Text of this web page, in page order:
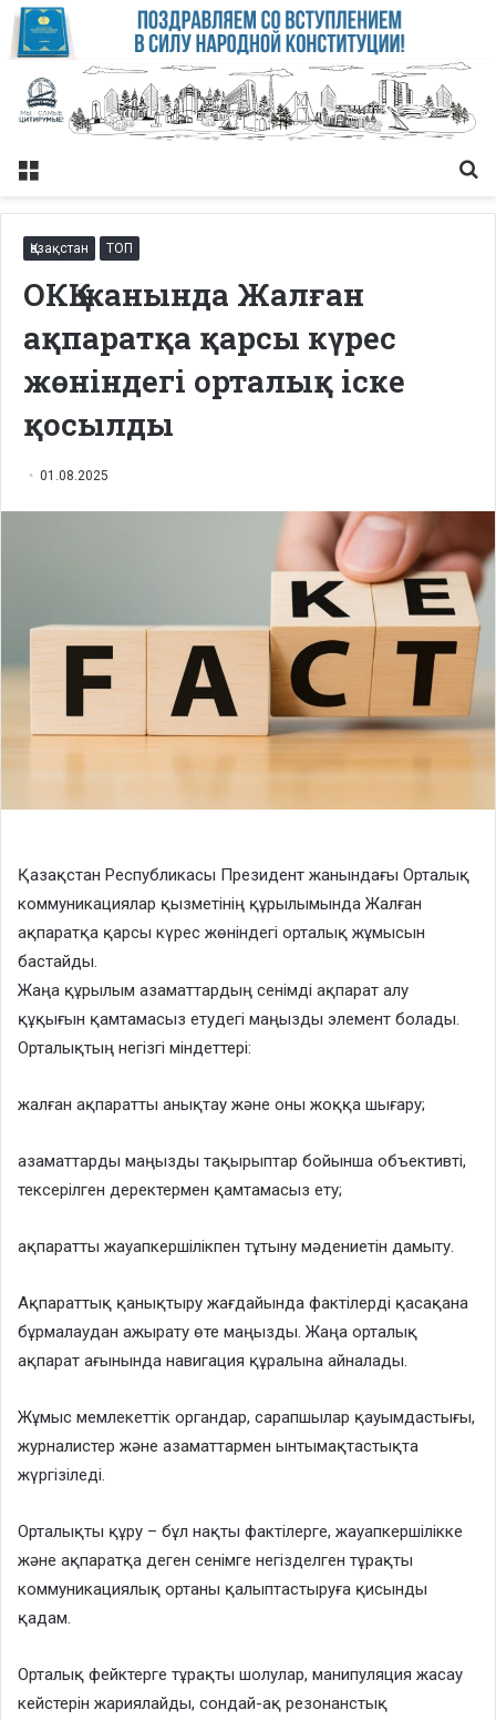
Меню
Қазақстан ТОП
ОКҚ жанында Жалған
ақпаратқа қарсы күрес
жөніндегі орталық іске
қосылды
01.08.2025
Қазақстан Республикасы Президент жанындағы Орталық
коммуникациялар қызметінің құрылымында Жалған
ақпаратқа қарсы күрес жөніндегі орталық жұмысын
бастайды.
Жаңа құрылым азаматтардың сенімді ақпарат алу
құқығын қамтамасыз етудегі маңызды элемент болады.
Орталықтың негізгі міндеттері:
жалған ақпаратты анықтау және оны жоққа шығару;
азаматтарды маңызды тақырыптар бойынша объективті,
тексерілген деректермен қамтамасыз ету;
ақпаратты жауапкершілікпен тұтыну мәдениетін дамыту.
Ақпараттық қанықтыру жағдайында фактілерді қасақана
бұрмалаудан ажырату өте маңызды. Жаңа орталық
ақпарат ағынында навигация құралына айналады.
Жұмыс мемлекеттік органдар, сарапшылар қауымдастығы,
журналистер және азаматтармен ынтымақтастықта
жүргізіледі.
Орталықты құру – бұл нақты фактілерге, жауапкершілікке
және ақпаратқа деген сенімге негізделген тұрақты
коммуникациялық ортаны қалыптастыруға қисынды
қадам.
Орталық фейктерге тұрақты шолулар, манипуляция жасау
кейстерін жариялайды, сондай-ақ резонанстық